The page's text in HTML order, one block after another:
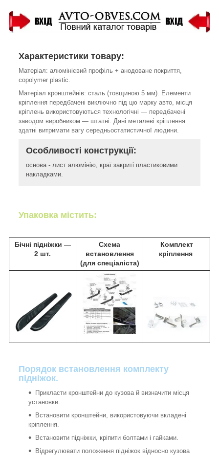
Характеристики товару:
Матеріал: алюмінієвий профіль + анодоване покриття,
copolymer plastic.
Матеріал кронштейнів: сталь (товщиною 5 мм). Елементи
кріплення передбачені виключно під цю марку авто, місця
кріплень використовуються технологічні ― передбачені
заводом виробником ― штатні. Дані металеві кріплення
здатні витримати вагу середньостатистичної людини.
Особливості конструкції:
основа - лист алюмінію, краї закриті пластиковими
накладками.
Упаковка містить:
Бічні підніжки ―
2 шт.
Схема
встановлення
(для спеціаліста)
Комплект
кріплення
Порядок встановлення комплекту
підніжок.
Прикласти кронштейни до кузова й визначити місця
установки.
Встановити кронштейни, використовуючи вкладені
кріплення.
Встановити підніжки, кріпити болтами і гайками.
Відрегулювати положення підніжок відносно кузова